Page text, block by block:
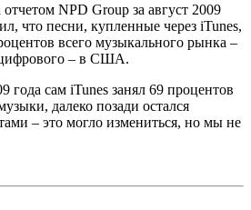
NPD Group за август 2009
что песни, купленные через iTunes,
всего музыкального рынка –
цифрового – в США.
года сам iTunes занял 69 процентов
далеко позади остался
– это могло измениться, но мы не